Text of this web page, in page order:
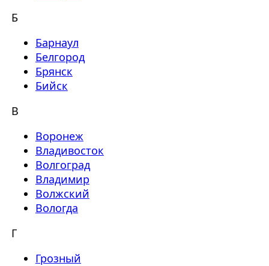
Б
Барнаул
Белгород
Брянск
Бийск
В
Воронеж
Владивосток
Волгоград
Владимир
Волжский
Вологда
Г
Грозный